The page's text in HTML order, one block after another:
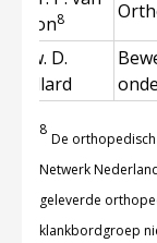
Loon8
Mw. D.
Collard
8
De
Netwerk
geleverde
klankbordgroep